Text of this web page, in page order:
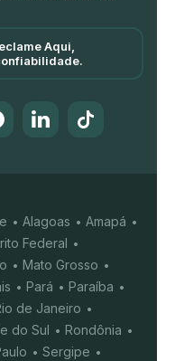
Aqui,
Alagoas
Amapá
Federal
Mato Grosso
Pará
Paraíba
de Janeiro
do Sul
Rondônia
Sergipe